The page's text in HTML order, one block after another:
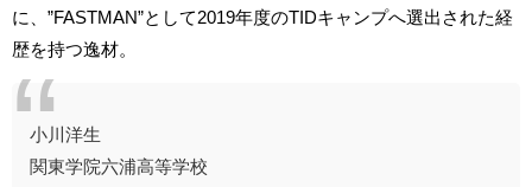
に、”FASTMAN”として2019年度のTIDキャンプへ選出された経
歴を持つ逸材。
小川洋生
関東学院六浦高等学校